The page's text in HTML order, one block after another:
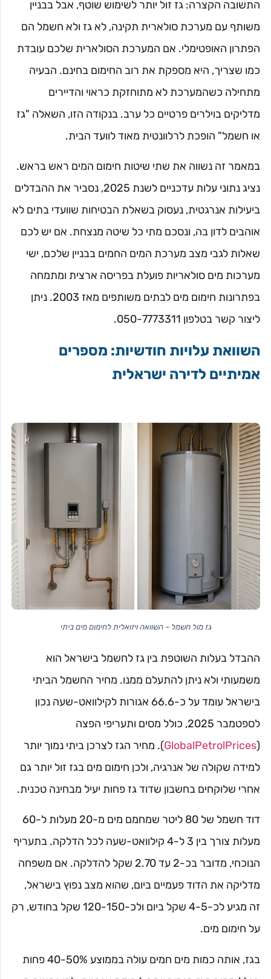
התשובה הקצרה: גז זול יותר לשימוש שוטף, אבל בבניין
משותף עם מערכת סולארית תקינה, לא גז ולא חשמל הם
הפתרון האופטימלי. אם המערכת הסולארית שלכם עובדת
כמו שצריך, היא מספקת את רוב החימום בחינם. הבעיה
מתחילה כשהמערכת לא מתוחזקת כראוי והדיירים
מדליקים בוילרים פרטיים כל ערב. בנקודה הזו, השאלה "גז
או חשמל" הופכת לרלוונטית מאוד לוועד הבית.
במאמר זה נשווה את שתי שיטות חימום המים ראש בראש.
נציג נתוני עלות עדכניים לשנת 2025, נסביר את ההבדלים
ביעילות אנרגטית, נעסוק בשאלת הבטיחות שוועדי בתים לא
אוהבים לדון בה, ונסכם מתי כל שיטה מנצחת. אם יש לכם
שאלות לגבי מצב מערכת המים החמים בבניין שלכם, ישי
מערכות מים סולאריות פועלת בפריסה ארצית ומתמחה
בפתרונות חימום מים לבתים משותפים מאז 2003. ניתן
ליצור קשר בטלפון 050-7773311.
השוואת עלויות חודשיות: מספרים
אמיתיים לדירה ישראלית
גז מול חשמל – השוואה ויזואלית לחימום מים ביתי
ההבדל בעלות השוטפת בין גז לחשמל בישראל הוא
משמעותי ולא ניתן להתעלם ממנו. מחיר החשמל הביתי
בישראל עומד על כ-66.6 אגורות לקילוואט-שעה נכון
לספטמבר 2025, כולל מסים ותעריפי הפצה
(
GlobalPetrolPrices). מחיר הגז לצרכן ביתי נמוך יותר
למידה שקולה של אנרגיה, ולכן חימום מים בגז זול יותר גם
אחרי שלוקחים בחשבון שדוד גז פחות יעיל מבחינה טכנית.
דוד חשמל של 80 ליטר שמחמם מים מ-20 מעלות ל-60
מעלות צורך בין 3 ל-4 קילוואט-שעה לכל הדלקה. בתעריף
הנוכחי, מדובר בכ-2 עד 2.70 שקל להדלקה. אם משפחה
מדליקה את הדוד פעמיים ביום, שהוא מצב נפוץ בישראל,
זה מגיע לכ-4-5 שקל ביום ולכ-120-150 שקל בחודש, רק
על חימום מים.
בגז, אותה כמות מים חמים עולה בממוצע 40-50% פחות